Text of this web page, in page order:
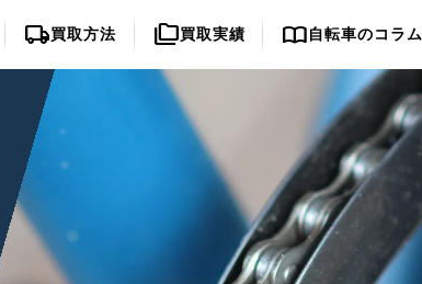
local_shipping買取方法 folder_copy買取実績 import_contacts自転車のコラム